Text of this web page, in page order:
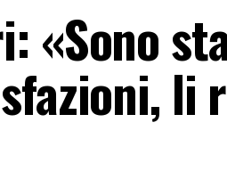
«Sono
li